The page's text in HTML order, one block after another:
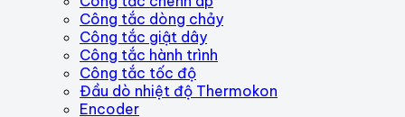
Công tắc dòng chảy
Công tắc giật dây
Công tắc hành trình
Công tắc tốc độ
Đầu dò nhiệt độ Thermokon
Encoder